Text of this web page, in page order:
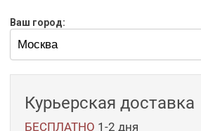
Ваш город:
Курьерская доставка
БЕСПЛАТНО 1-2 дня